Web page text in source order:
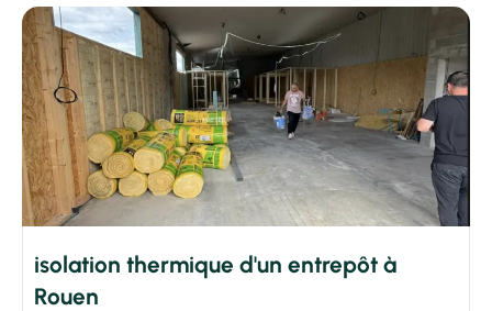
isolation thermique d'un entrepôt à
Rouen